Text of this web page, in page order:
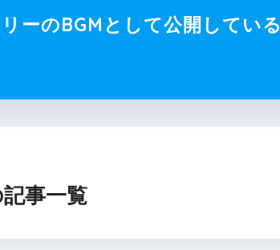
ーのBGMとして公開している
記事一覧